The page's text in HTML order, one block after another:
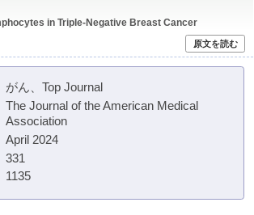
in Triple-Negative Breast Cancer
原文を読む
がん、Top Journal
The Journal of the American Medical
Association
April 2024
331
1135